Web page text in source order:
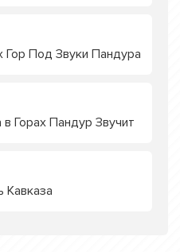
Гор Под Звуки Пандура
Горах Пандур Звучит
Кавказа